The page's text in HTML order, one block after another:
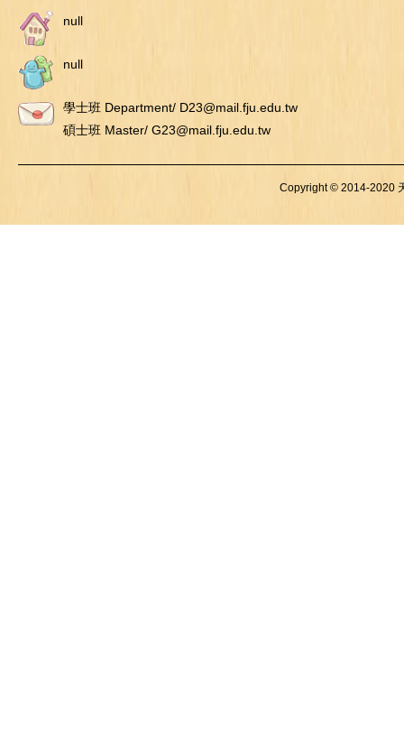
null
null
學士班 Department/ D23@mail.fju.edu.tw
碩士班 Master/ G23@mail.fju.edu.tw
Copyright © 2014-2020